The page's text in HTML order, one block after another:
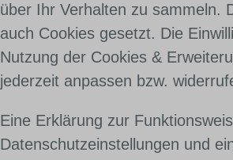
über Ihr Verhalten zu sammeln.
auch Cookies gesetzt. Die
Nutzung der Cookies &
jederzeit anpassen bzw.
Eine Erklärung zur
Datenschutzeinstellungen und